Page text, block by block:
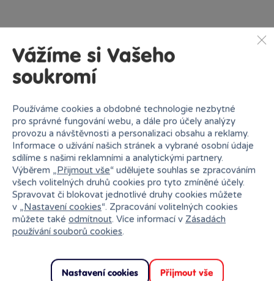
Proč nakupovat v Bambuli?
Nejširší sortiment na
trhu
27 kamenných prodejen
Vážíme si Vašeho
soukromí
Používáme cookies a obdobné technologie nezbytné
pro správné fungování webu, a dále pro účely analýzy
provozu a návštěvnosti a personalizaci obsahu a reklamy.
Informace o užívání našich stránek a vybrané osobní údaje
sdílíme s našimi reklamními a analytickými partnery.
Výběrem „Přijmout vše“ udělujete souhlas se zpracováním
všech volitelných druhů cookies pro tyto zmíněné účely.
Spravovat či blokovat jednotlivé druhy cookies můžete
v „Nastavení cookies“. Zpracování volitelných cookies
můžete také odmítnout. Více informací v Zásadách
používání souborů cookies.
Nastavení cookies Přijmout vše